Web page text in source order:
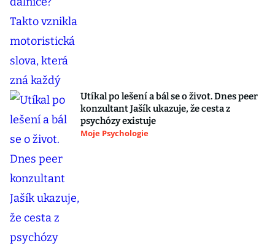
Utíkal po lešení a bál se o život. Dnes peer
konzultant Jašík ukazuje, že cesta z
psychózy existuje
Moje Psychologie